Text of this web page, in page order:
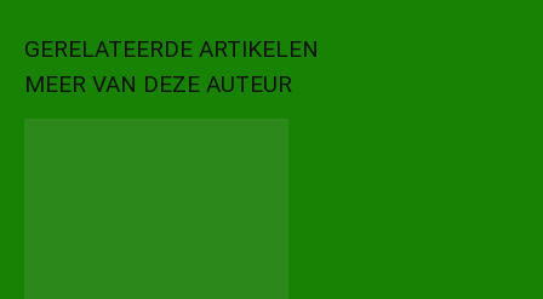
GERELATEERDE ARTIKELEN
MEER VAN DEZE AUTEUR